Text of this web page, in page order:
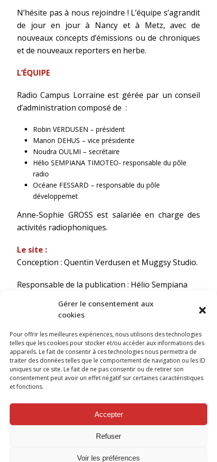
Gérer le consentement aux
cookies
Pour offrir les meilleures expériences, nous utilisons des technologies
telles que les cookies pour stocker et/ou accéder aux informations des
appareils. Le fait de consentir à ces technologies nous permettra de
traiter des données telles que le comportement de navigation ou les ID
uniques sur ce site. Le fait de ne pas consentir ou de retirer son
consentement peut avoir un effet négatif sur certaines caractéristiques
et fonctions.
Accepter
Refuser
Voir les préférences
N’hésite pas à nous rejoindre ! L’équipe s’agrandit
de jour en jour à Nancy et à Metz, avec de
nouveaux concepts d’émissions ou de chroniques
et de nouveaux reporters en herbe.
L’ÉQUIPE
Radio Campus Lorraine est gérée par un conseil
d’administration composé de :
Robin VERDUSEN – président
Manon DEHUS – vice présidente
Noudra OULMI – secrétaire
Hélio SEMPIANA TIMOTEO- responsable du pôle
radio
Océane FESSARD – responsable du pôle
développemet
Anne-Sophie GROSS est salariée en charge des
activités radiophoniques.
Le site :
Conception : Quentin Verdusen et Muggsy Studio.
Responsable de la publication : Hélio Sempiana
Hébergement :Online.net
Noms de domaines :
Vous soutenez Radio Campus Lorraine ? Faites un
don,en cliquant ici !